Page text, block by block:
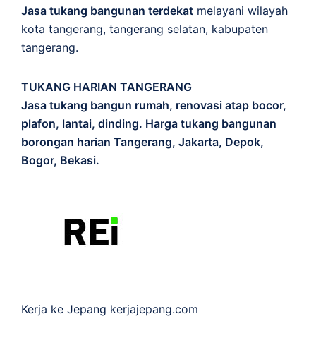
Jasa tukang bangunan terdekat melayani wilayah
kota tangerang, tangerang selatan, kabupaten
tangerang.
TUKANG HARIAN TANGERANG
Jasa tukang bangun rumah, renovasi atap bocor,
plafon, lantai, dinding. Harga tukang bangunan
borongan harian Tangerang, Jakarta, Depok,
Bogor, Bekasi.
Kerja ke Jepang kerjajepang.com